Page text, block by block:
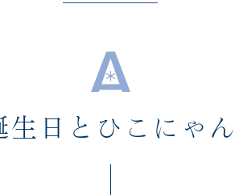
生日とひこにゃん